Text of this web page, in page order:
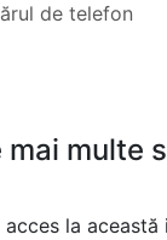
de telefon
mai multe
la această